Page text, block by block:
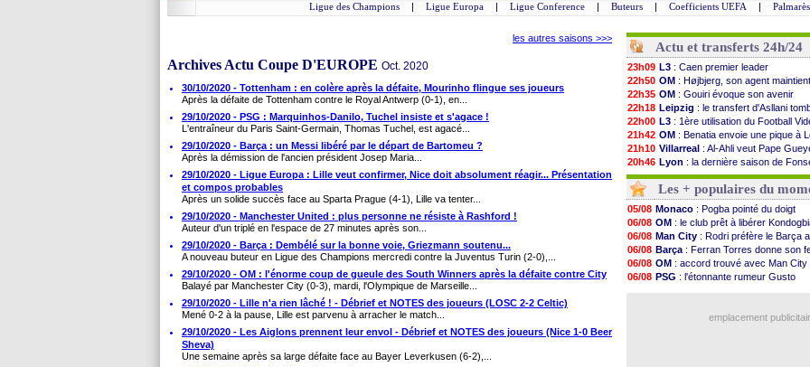
Ligue des Champions | Ligue Europa | Ligue Conference | Buteurs | Coefficients UEFA |
les autres saisons >>>
Archives Actu Coupe D'EUROPE Oct. 2020
30/10/2020 - Tottenham : en colère après la défaite, Mourinho flingue ses joueurs
Après la défaite de Tottenham contre le Royal Antwerp (0-1), en...
29/10/2020 - PSG : Marquinhos-Danilo, Tuchel insiste et s'agace !
L'entraîneur du Paris Saint-Germain, Thomas Tuchel, est agacé...
29/10/2020 - Barça : un Messi libéré par le départ de Bartomeu ?
Après la démission de l'ancien président Josep Maria...
29/10/2020 - Ligue Europa : Lille veut confirmer, Nice doit absolument réagir... Présentation
et compos probables
Après un solide succès face au Sparta Prague (4-1), Lille va tenter...
29/10/2020 - Manchester United : plus personne ne résiste à Rashford !
Auteur d'un triplé en l'espace de 27 minutes après son...
29/10/2020 - Barça : Dembélé sur la bonne voie, Griezmann soutenu...
A nouveau buteur en Ligue des Champions mercredi contre la Juventus Turin (2-0),...
29/10/2020 - OM : l'énorme coup de gueule des South Winners après la défaite contre City
Balayé par Manchester City (0-3), mardi, l'Olympique de Marseille...
29/10/2020 - Lille n'a rien lâché ! - Débrief et NOTES des joueurs (LOSC 2-2 Celtic)
Mené 0-2 à la pause, Lille est parvenu à arracher le match...
29/10/2020 - Les Aiglons prennent leur envol - Débrief et NOTES des joueurs (Nice 1-0 Beer
Sheva)
Une semaine après sa large défaite face au Bayer Leverkusen (6-2),...
Actu et transferts 24h/24
23h09 L3 : Caen premier leader
22h50 OM : Højbjerg, son agent
22h35 OM : Gouiri évoque son avenir
22h18 Leipzig : le transfert d'Asllani
22h00 L3 : 1ère utilisation du Football
21h42 OM : Benatia envoie une pique à
21h10 Villarreal : Al-Ahli veut Pape
20h46 Lyon : la dernière saison de
20h30 OM: un nouveau prétendant pour
20h01
Brest: un gardien norvégien en
19h18 OM: McCourt a versé 120 M€ en
19h09
PSG: 4 retours dans le groupe
18h48
Nice: Kevin Carlos va partir en
18h37
L1: prison avec sursis requis
18h29
Leganés: c'est signé pour Luca
17h58
Atletico: Ruggeri en route pour
17h46
Monaco: Filipe Luis soutient
: Naples vise Gabriel
Les + populaires du
05/08 Monaco : Pogba pointé du doigt
06/08 OM : le club prêt à libérer
06/08 Man City : Rodri préfère le Barça
06/08 Barça : Ferran Torres donne son
06/08 OM : accord trouvé avec Man City
06/08 PSG : l'étonnante rumeur Gusto
emplacement